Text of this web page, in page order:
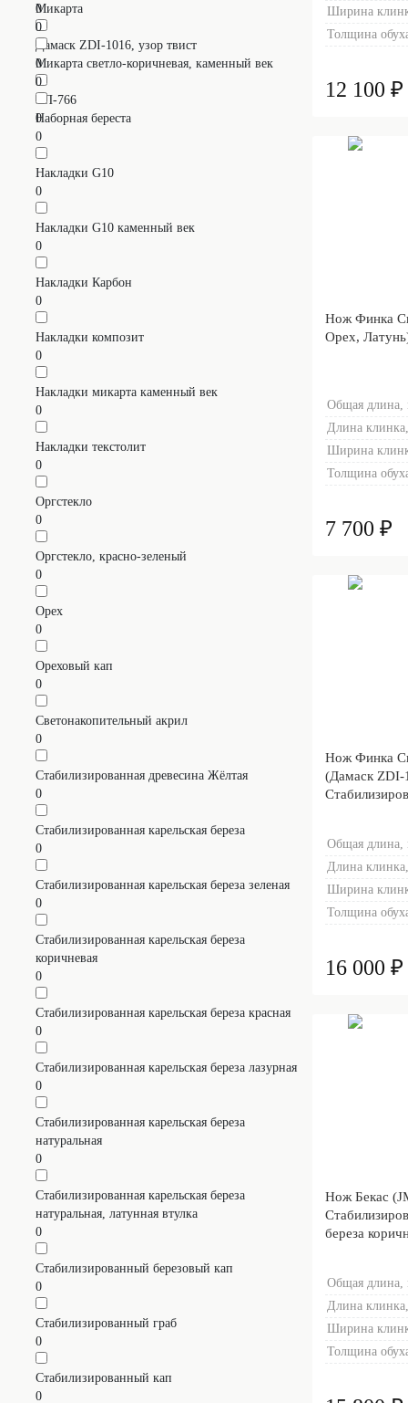
0
Дамаск ZDI-1016, узор твист
0
ЭП-766
0
Микарта
0
Микарта светло-коричневая, каменный век
0
Наборная береста
0
Накладки G10
0
Накладки G10 каменный век
0
Накладки Карбон
0
Накладки композит
0
Накладки микарта каменный век
0
Накладки текстолит
0
Оргстекло
0
Оргстекло, красно-зеленый
0
Орех
0
Ореховый кап
0
Светонакопительный акрил
0
Стабилизированная древесина Жёлтая
0
Стабилизированная карельская береза
0
Стабилизированная карельская береза зеленая
0
Стабилизированная карельская береза
коричневая
0
Стабилизированная карельская береза красная
0
Стабилизированная карельская береза лазурная
0
Стабилизированная карельская береза
натуральная
0
Стабилизированная карельская береза
натуральная, латунная втулка
0
Стабилизированный березовый кап
0
Стабилизированный граб
0
Стабилизированный кап
0
Ширина
Толщина
12 100 ₽
Нож Финка
Орех,
Общая длина,
Длина
Ширина
Толщина
7 700 ₽
Нож Финка
(Дамаск ZDI-
Общая длина,
Длина
Ширина
Толщина
16 000 ₽
Нож Бекас
береза
Общая длина,
Длина
Ширина
Толщина